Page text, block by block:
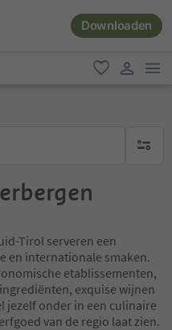
Downloaden
favoriet
geen
Tirol serveren een
en internationale smaken.
etablissementen,
exquise wijnen
jezelf onder in een culinaire
van de regio laat zien.